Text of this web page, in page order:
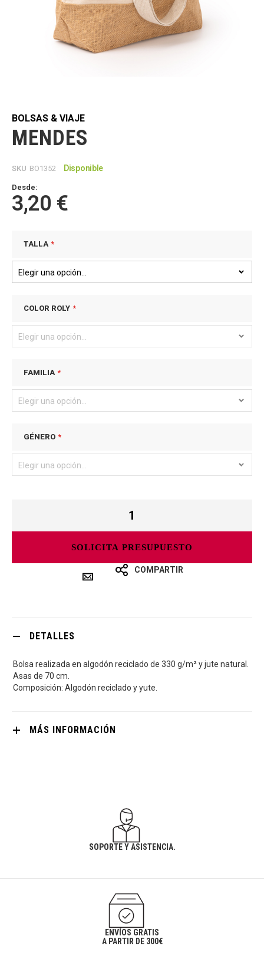
de
la
galería
imágenes
BOLSAS & VIAJE
MENDES
SKU BO1352 Disponible
Desde:
3,20 €
TALLA
COLOR ROLY
FAMILIA
GÉNERO
SOLICITA PRESUPUESTO
COMPARTIR
DETALLES
Bolsa realizada en algodón reciclado de 330 g/m² y jute natural.
Asas de 70 cm.
Composición: Algodón reciclado y yute.
MÁS INFORMACIÓN
SOPORTE Y ASISTENCIA.
ENVÍOS GRATIS
A PARTIR DE 300€